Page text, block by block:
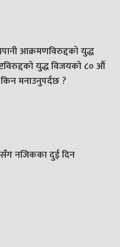
आक्रमणविरुद्दको युद्ध
युद्ध विजयको ८० औं
मनाउनुपर्दछ ?
नजिकका दुई दिन